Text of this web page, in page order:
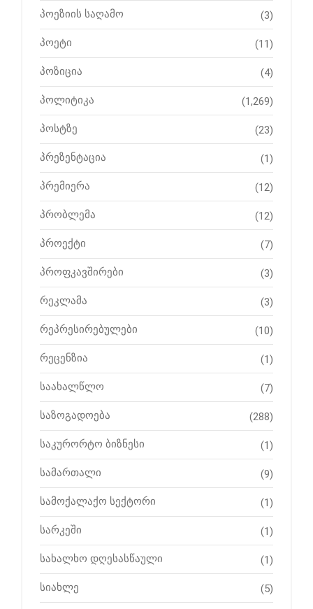
პოეზიის საღამო (3)
პოეტი (11)
პოზიცია (4)
პოლიტიკა (1,269)
პოსტზე (23)
პრეზენტაცია (1)
პრემიერა (12)
პრობლემა (12)
პროექტი (7)
პროფკავშირები (3)
რეკლამა (3)
რეპრესირებულები (10)
რეცენზია (1)
საახალწლო (7)
საზოგადოება (288)
საკურორტო ბიზნესი (1)
სამართალი (9)
სამოქალაქო სექტორი (1)
სარკეში (1)
სახალხო დღესასწაული (1)
სიახლე (5)